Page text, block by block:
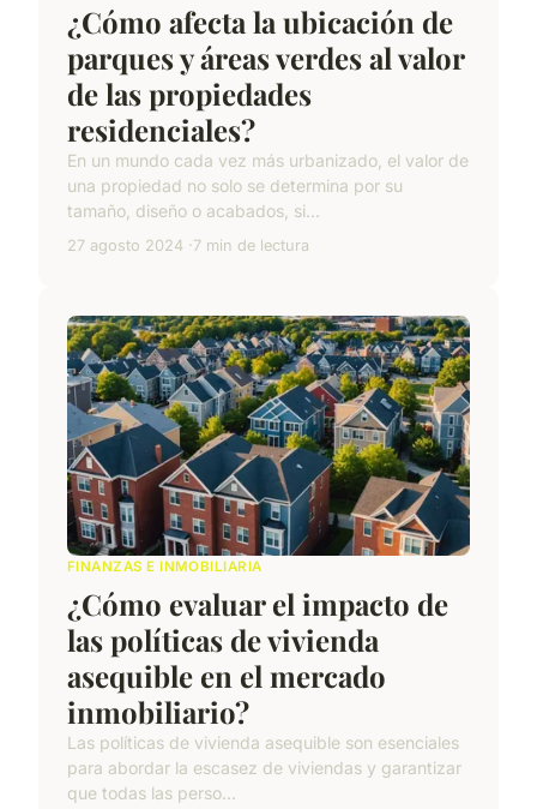
¿Cómo afecta la ubicación de
parques y áreas verdes al valor
de las propiedades
residenciales?
En un mundo cada vez más urbanizado, el valor de
una propiedad no solo se determina por su
tamaño, diseño o acabados, si...
27 agosto 2024 7 min de lectura
FINANZAS E INMOBILIARIA
¿Cómo evaluar el impacto de
las políticas de vivienda
asequible en el mercado
inmobiliario?
Las políticas de vivienda asequible son esenciales
para abordar la escasez de viviendas y garantizar
que todas las perso...